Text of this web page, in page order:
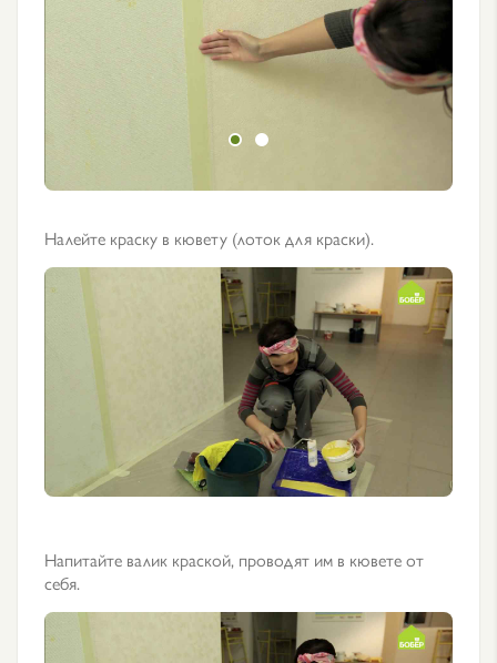
Налейте краску в кювету (лоток для краски).
Напитайте валик краской, проводят им в кювете от
себя.